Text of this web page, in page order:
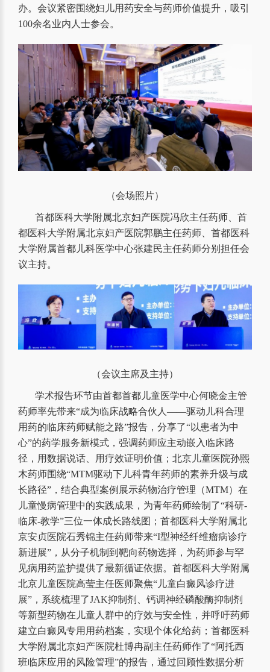
办。会议紧密围绕妇儿用药安全与药师价值提升，吸引
100余名业内人士参会。
（会场照片）
首都医科大学附属北京妇产医院冯欣主任药师、首
都医科大学附属北京妇产医院郭鹏主任药师、首都医科
大学附属首都儿科医学中心张建民主任药师分别担任会
议主持。
（会议主席及主持）
学术报告环节由首都首都儿童医学中心何晓金主管
药师率先带来“成为临床战略合伙人——驱动儿科合理
用药的临床药师赋能之路”报告，分享了“以患者为中
心”的药学服务新模式，强调药师应主动嵌入临床路
径，用数据说话、用疗效证明价值；北京儿童医院孙熙
木药师围绕“MTM驱动下儿科青年药师的素养升级与成
长路径”，结合典型案例展示药物治疗管理（MTM）在
儿童慢病管理中的实践成果，为青年药师绘制了“科研-
临床-教学”三位一体成长路线图；首都医科大学附属北
京安贞医院石秀锦主任药师带来“I型神经纤维瘤病诊疗
新进展”，从分子机制到靶向药物选择，为药师参与罕
见病用药监护提供了最新循证依据。首都医科大学附属
北京儿童医院高莹主任医师聚焦“儿童白癜风诊疗进
展”，系统梳理了JAK抑制剂、钙调神经磷酸酶抑制剂
等新型药物在儿童人群中的疗效与安全性，并呼吁药师
建立白癜风专用用药档案，实现个体化给药；首都医科
大学附属北京妇产医院杜博冉副主任药师作了“阿托西
班临床应用的风险管理”的报告，通过回顾性数据分析